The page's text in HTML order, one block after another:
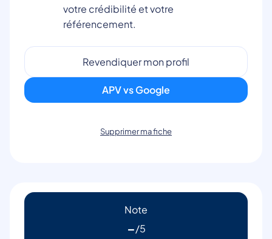
votre crédibilité et votre
référencement.
Revendiquer mon profil
APV vs Google
Supprimer ma fiche
Note
-